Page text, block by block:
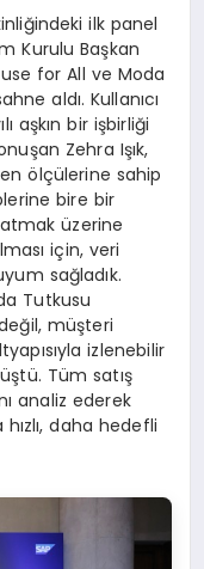
ilk panel
Kurulu Başkan
for All ve Moda
aldı. Kullanıcı
aşkın bir işbirliği
Zehra Işık,
ölçülerine sahip
bire bir
üzerine
için, veri
sağladık.
Tutkusu
müşteri
izlenebilir
Tüm satış
analiz ederek
daha hedefli